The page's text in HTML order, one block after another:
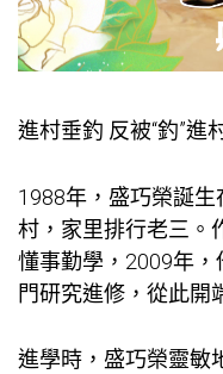
進村垂釣 反被“釣”進
1988年，盛巧榮誕
村，家里排行老三。
懂事勤學，2009年
門研究進修，從此開
進學時，盛巧榮靈敏